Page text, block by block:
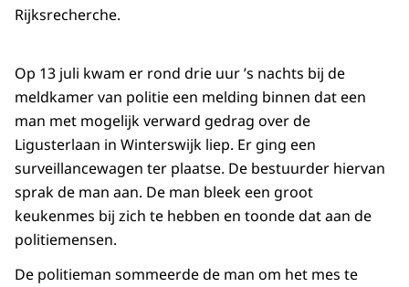
Rijksrecherche.
Op 13 juli kwam er rond drie uur ’s nachts bij de
meldkamer van politie een melding binnen dat een
man met mogelijk verward gedrag over de
Ligusterlaan in Winterswijk liep. Er ging een
surveillancewagen ter plaatse. De bestuurder hiervan
sprak de man aan. De man bleek een groot
keukenmes bij zich te hebben en toonde dat aan de
politiemensen.
De politieman sommeerde de man om het mes te